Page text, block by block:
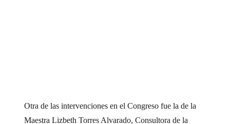
Otra de las intervenciones en el Congreso fue la de la
Maestra Lizbeth Torres Alvarado, Consultora de la